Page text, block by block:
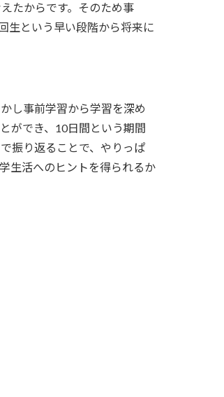
たからです。そのため事
生という早い段階から将来に
し事前学習から学習を深め
ができ、10日間という期間
振り返ることで、やりっぱ
生活へのヒントを得られるか